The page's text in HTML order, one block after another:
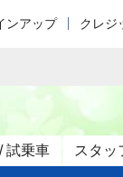
ンアップ クレジ
試乗車 スタッ